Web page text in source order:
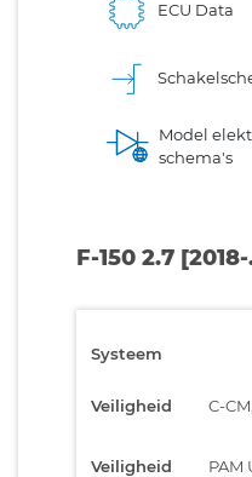
ECU Data
Model
schema's
F-150 2.7
Systeem
Veiligheid C-
Veiligheid PAM